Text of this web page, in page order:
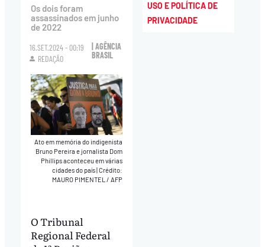
Os dois foram
assassinados em junho
de 2022
16.SET.2024 - 00:19
REDAÇÃO
| AGÊNCIA
BRASIL
Ato em memória do indigenista
Bruno Pereira e jornalista Dom
Phillips aconteceu em várias
cidades do país Crédito:
MAURO PIMENTEL / AFP
O Tribunal
Regional Federal
USO E POLÍTICA DE
PRIVACIDADE